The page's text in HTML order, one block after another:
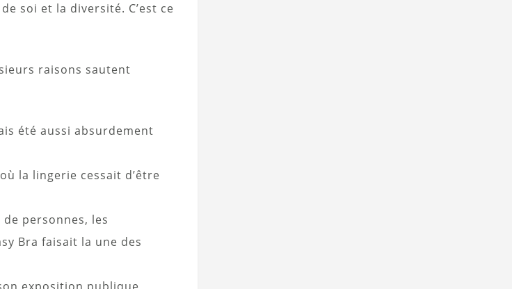
soi et la diversité. C’est ce
raisons sautent
été aussi absurdement
la lingerie cessait d’être
personnes, les
Bra faisait la une des